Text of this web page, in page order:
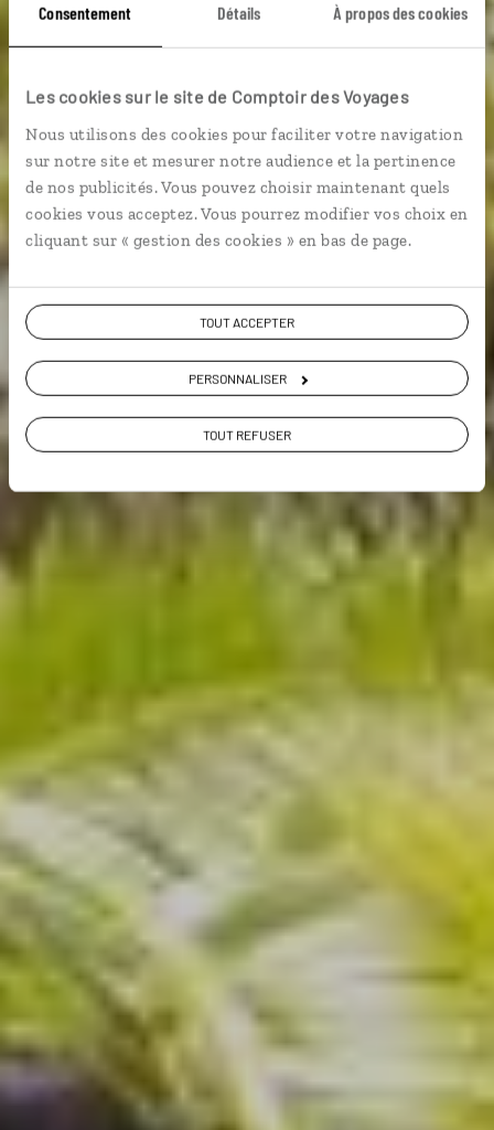
Consentement Détails À propos des cookies
Les cookies sur le site de Comptoir des Voyages
Nous utilisons des cookies pour faciliter votre navigation
sur notre site et mesurer notre audience et la pertinence
de nos publicités. Vous pouvez choisir maintenant quels
cookies vous acceptez. Vous pourrez modifier vos choix en
cliquant sur « gestion des cookies » en bas de page.
TOUT ACCEPTER
PERSONNALISER
TOUT REFUSER
Kerala so green
Circuit au cœur de la nature du Kerala, entre
montagnes et plages.
Voyager à l’essentiel
VOIR LA GALERIE PHOTOS